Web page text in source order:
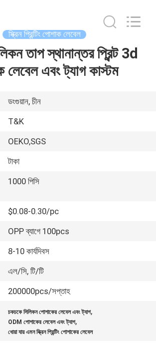
স্ক্রিন প্রিন্টিং পোশাক লেবেল
তাপ স্থানান্তর প্রিন্ট 3d
লেবেল এবং ট্যাগ কাস্টম
ডংগুয়ান, চীন
T&K
OEKO,SGS
টাকা
1000 পিসি
$0.08-0.30/pc
OPP ব্যাগে 100pcs
8-10 কার্যদিবস
এল/সি, টি/টি
200000pcs/সপ্তাহ
চকচকে সিলিকন পোশাকের লেবেল এবং ট্যাগ,
ODM পোশাকের লেবেল এবং ট্যাগ,
ধোয়া যায় এমন স্ক্রিন প্রিন্টিং পোশাকের লেবেল